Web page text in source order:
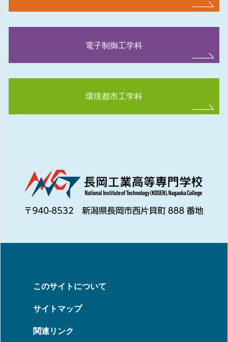
電子制御工学科
環境都市工学科
このサイトについて
サイトマップ
関連リンク